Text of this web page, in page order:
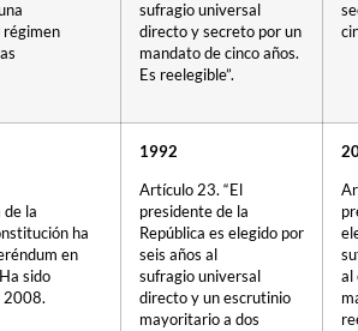
régimen
sufragio universal
directo y secreto por un
mandato de cinco años.
Es reelegible”.
de la
ha
en
sido
2008.
1992
Artículo 23. “El
presidente de la
República es elegido por
seis años al
sufragio universal
directo y un escrutinio
mayoritario a dos
al